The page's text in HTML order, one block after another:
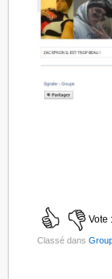
Vote
Classé dans